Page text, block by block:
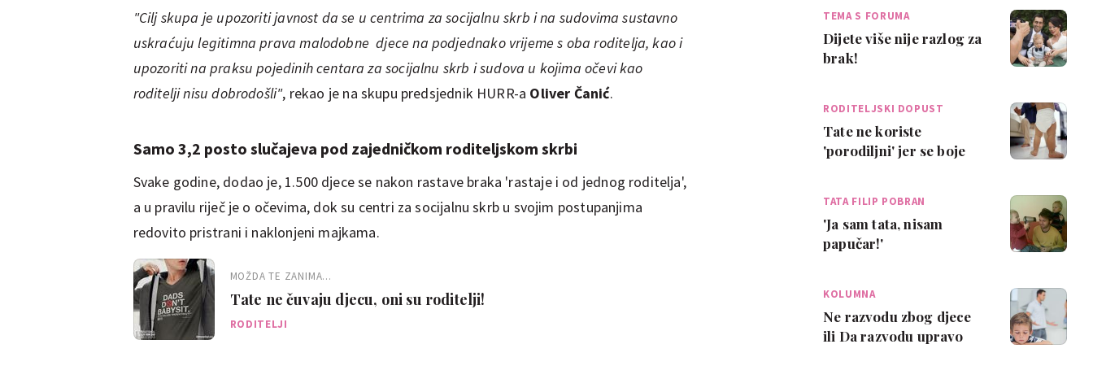
"Cilj skupa je upozoriti javnost da se u centrima za socijalnu skrb i na sudovima sustavno
uskraćuju legitimna prava malodobne djece na podjednako vrijeme s oba roditelja, kao i
upozoriti na praksu pojedinih centara za socijalnu skrb i sudova u kojima očevi kao
roditelji nisu dobrodošli", rekao je na skupu predsjednik HURR-a Oliver Čanić.
Samo 3,2 posto slučajeva pod zajedničkom roditeljskom skrbi
Svake godine, dodao je, 1.500 djece se nakon rastave braka 'rastaje i od jednog roditelja',
a u pravilu riječ je o očevima, dok su centri za socijalnu skrb u svojim postupanjima
redovito pristrani i naklonjeni majkama.
MOŽDA TE ZANIMA...
Tate ne čuvaju djecu, oni su roditelji!
RODITELJI
TEMA S FORUMA
Dijete više nije razlog za
brak!
RODITELJSKI DOPUST
Tate ne koriste
'porodiljni' jer se boje
TATA FILIP POBRAN
'Ja sam tata, nisam
papučar!'
KOLUMNA
Ne razvodu zbog djece
ili Da razvodu upravo